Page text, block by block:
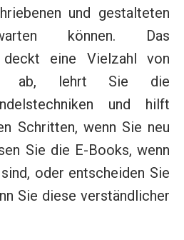
und gestalteten
können. Das
deckt eine Vielzahl von
ab, lehrt Sie die
und hilft
Schritten, wenn Sie neu
Sie die E-Books, wenn
oder entscheiden Sie
Sie diese verständlicher